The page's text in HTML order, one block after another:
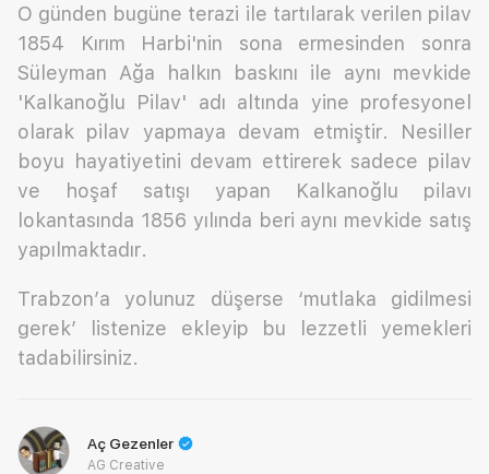
O günden bugüne terazi ile tartılarak verilen pilav
1854 Kırım Harbi'nin sona ermesinden sonra
Süleyman Ağa halkın baskını ile aynı mevkide
'Kalkanoğlu Pilav' adı altında yine profesyonel
olarak pilav yapmaya devam etmiştir. Nesiller
boyu hayatiyetini devam ettirerek sadece pilav
ve hoşaf satışı yapan Kalkanoğlu pilavı
lokantasında 1856 yılında beri aynı mevkide satış
yapılmaktadır.
Trabzon’a yolunuz düşerse ‘mutlaka gidilmesi
gerek’ listenize ekleyip bu lezzetli yemekleri
tadabilirsiniz.
Aç Gezenler
AG Creative